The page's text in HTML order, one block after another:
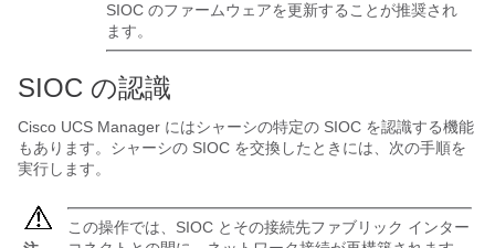
SIOC のファームウェアを更新することが推奨され
ます。
SIOC の認識
Cisco UCS Manager にはシャーシの特定の SIOC を認識する機能
もあります。シャーシの SIOC を交換したときには、次の手順を
実行します。
この操作では、SIOC とその接続先ファブリック インター